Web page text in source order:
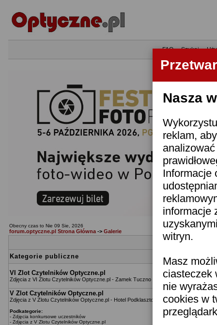
Nasza
reklam,
Informacje
informacje
witryn.
Masz
ciasteczek
nie
cookies w
•FAQ•Szukaj•
Obecny czas to Nie 09 Sie, 2026
forum.optyczne.pl Strona Główna -> Galerie
Kategorie publiczne
VI Zlot Czytelników Optyczne.pl
Zdjęcia z VI Zlotu Czytelników Optyczne.pl - Zamek Tuczno 2013
V Zlot Czytelników Optyczne.pl
Zdjęcia z V Zlotu Czytelników Optyczne.pl - Hotel Podklasztorze 2012
Podkategorie:
- Zdjęcia konkursowe uczestników
- Zdjęcia z V Zlotu Czytelników Optyczne.pl